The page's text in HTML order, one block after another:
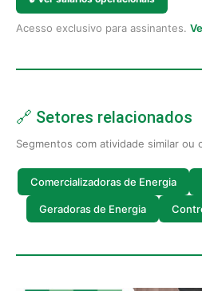
Acesso exclusivo para assinantes.
🔗 Setores relacionados
Segmentos com atividade similar ou
Comercializadoras de Energia
Geradoras de Energia